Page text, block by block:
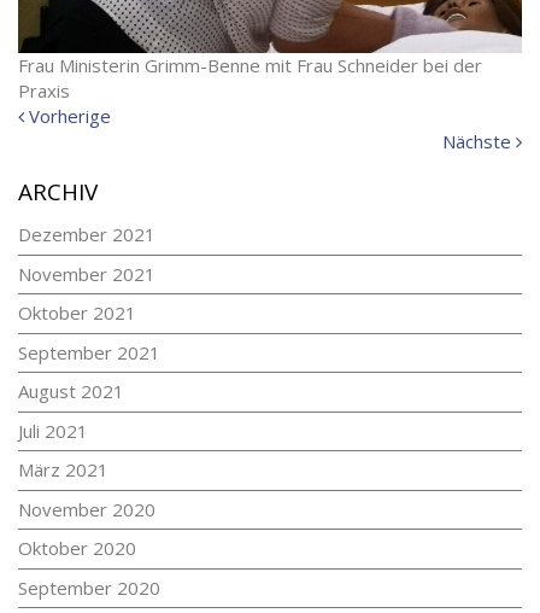
Frau Ministerin Grimm-Benne mit Frau Schneider bei der
Praxis
Vorherige
Nächste
ARCHIV
Dezember 2021
November 2021
Oktober 2021
September 2021
August 2021
Juli 2021
März 2021
November 2020
Oktober 2020
September 2020